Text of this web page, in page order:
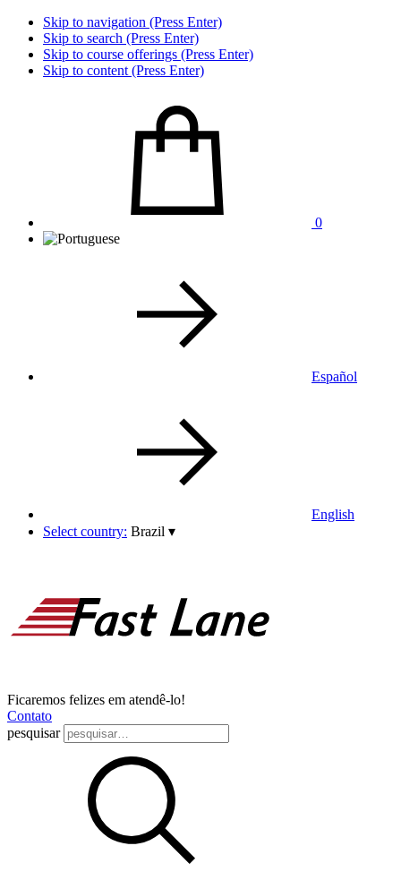
Skip to navigation (Press Enter)
Skip to search (Press Enter)
Skip to course offerings (Press Enter)
Skip to content (Press Enter)
0
Español
English
Select country: Brazil ▾
Ficaremos felizes em atendê-lo!
Contato
pesquisar